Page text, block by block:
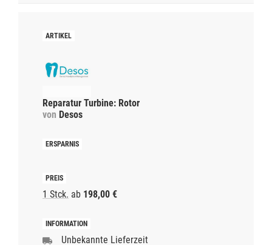
Reparatur Turbine: Rotor
von Desos
1 Stck. ab 198,00 €
Unbekannte Lieferzeit